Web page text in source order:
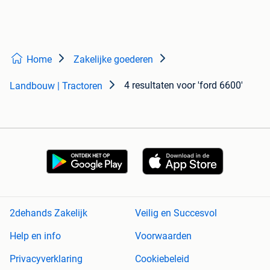
Home Zakelijke goederen
Landbouw | Tractoren 4 resultaten voor 'ford 6600'
2dehands Zakelijk
Veilig en Succesvol
Help en info
Voorwaarden
Privacyverklaring
Cookiebeleid